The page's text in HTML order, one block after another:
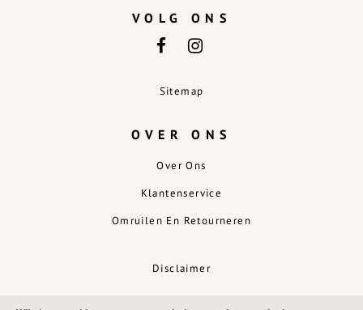
OVER ONS
Over Ons
Klantenservice
Omruilen En Retourneren
Disclaimer
VOLG ONS
Sitemap